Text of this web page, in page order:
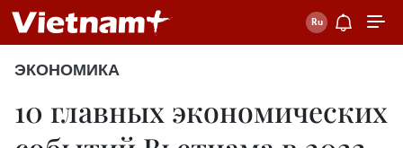
ЭКОНОМИКА
10 главных экономических